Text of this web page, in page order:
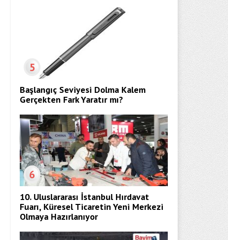
5
Başlangıç Seviyesi Dolma Kalem
Gerçekten Fark Yaratır mı?
6
10. Uluslararası İstanbul Hırdavat
Fuarı, Küresel Ticaretin Yeni Merkezi
Olmaya Hazırlanıyor